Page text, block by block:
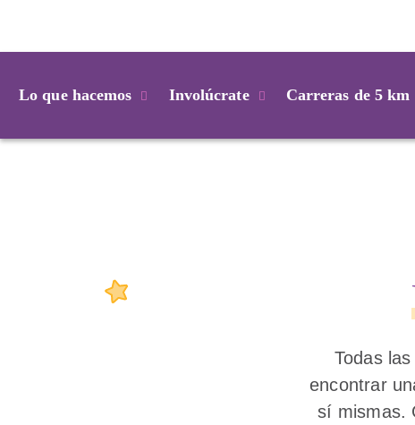
Lo que hacemos Involúcrate Carreras de 5 km
Todas
encontrar
sí mismas.